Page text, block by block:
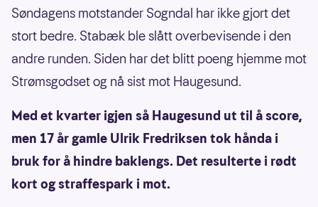
Søndagens motstander Sogndal har ikke gjort det
stort bedre. Stabæk ble slått overbevisende i den
andre runden. Siden har det blitt poeng hjemme mot
Strømsgodset og nå sist mot Haugesund.
Med et kvarter igjen så Haugesund ut til å score,
men 17 år gamle Ulrik Fredriksen tok hånda i
bruk for å hindre baklengs. Det resulterte i rødt
kort og straffespark i mot.